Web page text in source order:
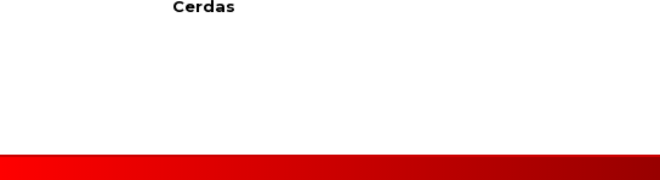
Cerdas